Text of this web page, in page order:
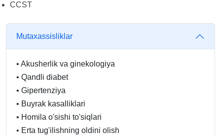
CCST
Mutaxassisliklar
• Akusherlik va ginekologiya
• Qandli diabet
• Gipertenziya
• Buyrak kasalliklari
• Homila o'sishi to'siqlari
• Erta tug'ilishning oldini olish